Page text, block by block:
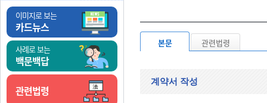
이미지로 보는
카드뉴스
사례로 보는
백문백답
관련법령
본문 관련법령
계약서 작성